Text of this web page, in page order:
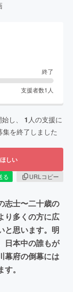
終了
支援者数1 人
し、 1 人の支援に
集を終了しました
しい
る
URLコピー
志士〜二十歳の
り多くの方に広
と思います。明
日本中の誰もが
幕府の倒幕には
。